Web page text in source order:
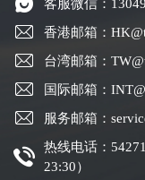
客服微信：
香港邮箱：
台湾邮箱：
国际邮箱：
服务邮箱：
热线电话：
23:30）